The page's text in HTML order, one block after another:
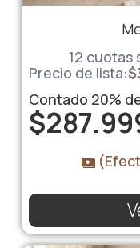
12 cuotas
Precio de lista:$
Contado 20%
$